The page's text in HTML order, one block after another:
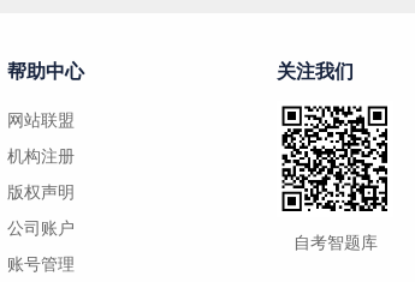
帮助中心
网站联盟
机构注册
版权声明
公司账户
账号管理
关注我们
自考智题库